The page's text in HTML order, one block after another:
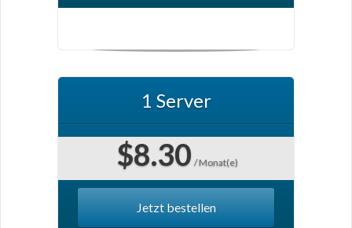
1 Server
$8.30 / Monat(e)
Jetzt bestellen